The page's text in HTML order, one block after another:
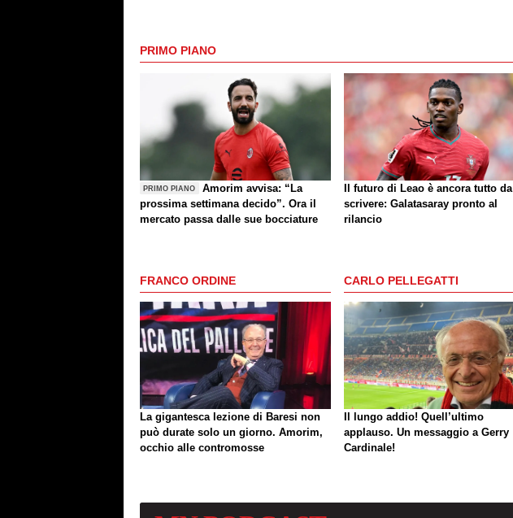
PRIMO PIANO
PRIMO PIANO
Amorim avvisa: “La
prossima settimana decido”. Ora il
mercato passa dalle sue bocciature
Il futuro di Leao è ancora tutto da
scrivere: Galatasaray pronto al
rilancio
FRANCO ORDINE
La gigantesca lezione di Baresi non
può durate solo un giorno. Amorim,
occhio alle contromosse
CARLO PELLEGATTI
Il lungo addio! Quell’ultimo
applauso. Un messaggio a Gerry
Cardinale!